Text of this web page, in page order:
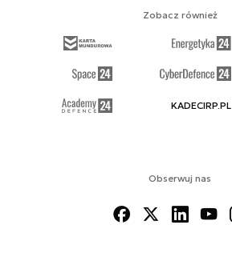
Obserwuj nas
Zobacz również
KADECIRP.PL